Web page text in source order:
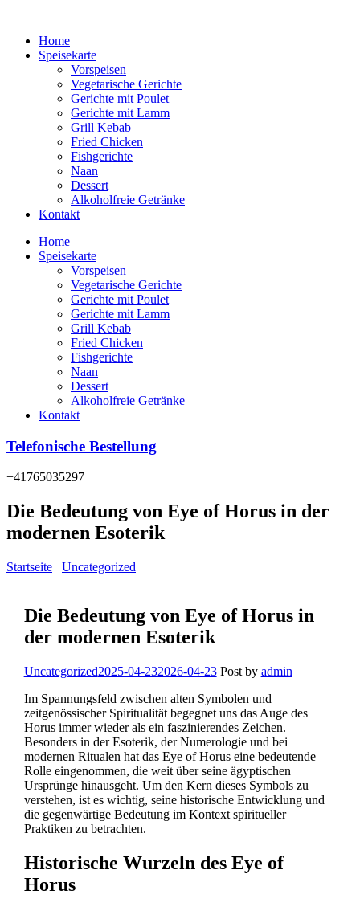
Home
Speisekarte
Vorspeisen
Vegetarische Gerichte
Gerichte mit Poulet
Gerichte mit Lamm
Grill Kebab
Fried Chicken
Fishgerichte
Naan
Dessert
Alkoholfreie Getränke
Kontakt
Home
Speisekarte
Vorspeisen
Vegetarische Gerichte
Gerichte mit Poulet
Gerichte mit Lamm
Grill Kebab
Fried Chicken
Fishgerichte
Naan
Dessert
Alkoholfreie Getränke
Kontakt
Telefonische Bestellung
+41765035297
Die Bedeutung von Eye of Horus in der
modernen Esoterik
Startseite Uncategorized
Die Bedeutung von Eye of Horus in
der modernen Esoterik
Categories
Uncategorized2025-04-232026-04-23 Post by admin
Im Spannungsfeld zwischen alten Symbolen und
zeitgenössischer Spiritualität begegnet uns das Auge des
Horus immer wieder als ein faszinierendes Zeichen.
Besonders in der Esoterik, der Numerologie und bei
modernen Ritualen hat das Eye of Horus eine bedeutende
Rolle eingenommen, die weit über seine ägyptischen
Ursprünge hinausgeht. Um den Kern dieses Symbols zu
verstehen, ist es wichtig, seine historische Entwicklung und
die gegenwärtige Bedeutung im Kontext spiritueller
Praktiken zu betrachten.
Historische Wurzeln des Eye of
Horus